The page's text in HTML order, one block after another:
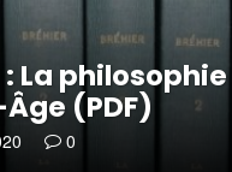
La
(PDF)
0